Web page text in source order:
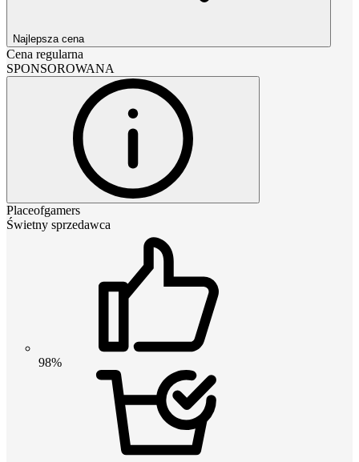
Najlepsza cena
Cena regularna
SPONSOROWANA
Placeofgamers
Świetny sprzedawca
98%